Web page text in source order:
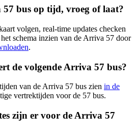
bus op tijd, vroeg of laat?
volgen, real-time updates checken
het schema inzien van de Arriva 57 door
.
de volgende Arriva 57 bus?
van de Arriva 57 bus zien in de
vertrektijden voor de 57 bus.
zijn er voor de Arriva 57